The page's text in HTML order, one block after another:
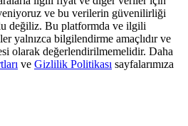
ticaret komisyonlarının tadını çıkarın
ve bu verilerin güvenilirliği
değiliz. Bu platformda ve ilgili
yalnızca bilgilendirme amaçlıdır ve
olarak değerlendirilmemelidir. Daha
ve Gizlilik Politikası sayfalarımıza